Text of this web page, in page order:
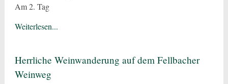
Am 2. Tag
Weiterlesen...
Herrliche Weinwanderung auf dem Fellbacher
Weinweg